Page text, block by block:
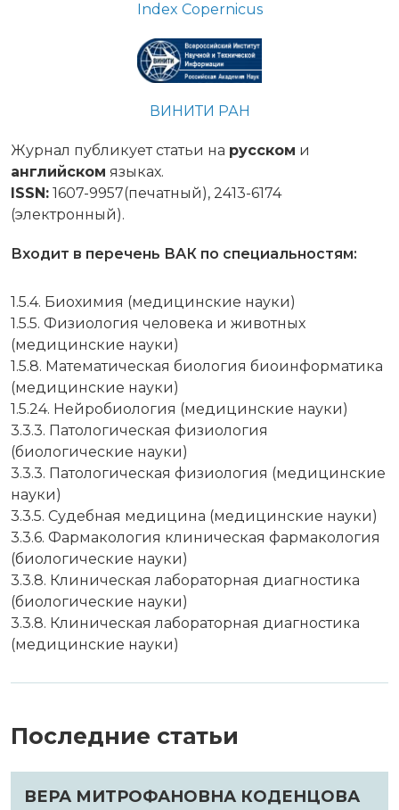
Index Copernicus
ВИНИТИ РАН
Журнал публикует статьи на русском и
английском языках.
ISSN: 1607-9957(печатный), 2413-6174
(электронный).
Входит в перечень ВАК по специальностям:
1.5.4. Биохимия (медицинские науки)
1.5.5. Физиология человека и животных
(медицинские науки)
1.5.8. Математическая биология биоинформатика
(медицинские науки)
1.5.24. Нейробиология (медицинские науки)
3.3.3. Патологическая физиология
(биологические науки)
3.3.3. Патологическая физиология (медицинские
науки)
3.3.5. Судебная медицина (медицинские науки)
3.3.6. Фармакология клиническая фармакология
(биологические науки)
3.3.8. Клиническая лабораторная диагностика
(биологические науки)
3.3.8. Клиническая лабораторная диагностика
(медицинские науки)
Последние статьи
ВЕРА МИТРОФАНОВНА КОДЕНЦОВА